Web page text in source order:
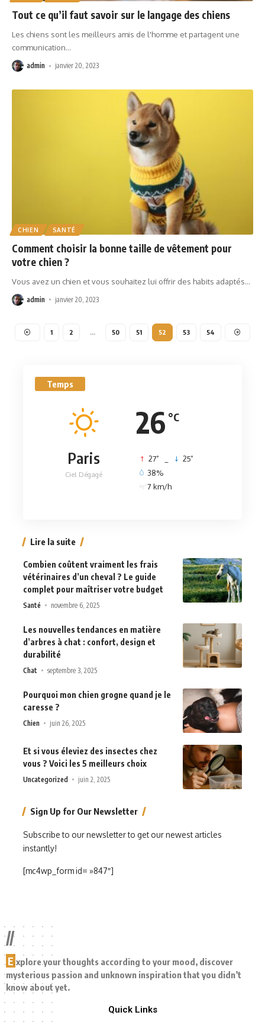
Tout ce qu’il faut savoir sur le langage des chiens
Les chiens sont les meilleurs amis de l'homme et partagent une
communication…
admin janvier 20, 2023
CHIEN SANTÉ
Comment choisir la bonne taille de vêtement pour
votre chien ?
Vous avez un chien et vous souhaitez lui offrir des habits adaptés…
admin janvier 20, 2023
1 2 … 50 51 52 53 54
Temps
26 °C
Paris
Ciel Dégagé
27° 25°
38%
7 km/h
Lire la suite
Combien coûtent vraiment les frais
vétérinaires d’un cheval ? Le guide
complet pour maîtriser votre budget
Santé novembre 6, 2025
Les nouvelles tendances en matière
d’arbres à chat : confort, design et
durabilité
Chat septembre 3, 2025
Pourquoi mon chien grogne quand je le
caresse ?
Chien juin 26, 2025
Et si vous éleviez des insectes chez
vous ? Voici les 5 meilleurs choix
Uncategorized juin 2, 2025
Sign Up for Our Newsletter
Subscribe to our newsletter to get our newest articles
instantly!
[mc4wp_form id= »847″]
//
E xplore your thoughts according to your mood, discover
mysterious passion and unknown inspiration that you didn’t
know about yet.
Quick Links